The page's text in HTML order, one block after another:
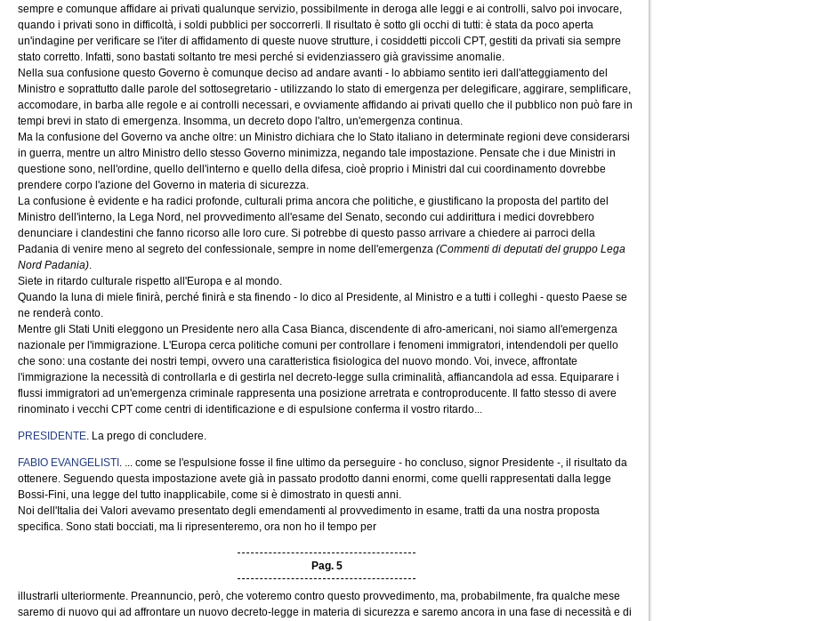
sempre e comunque affidare ai privati qualunque servizio, possibilmente in deroga alle leggi e ai controlli, salvo poi invocare,
quando i privati sono in difficoltà, i soldi pubblici per soccorrerli. Il risultato è sotto gli occhi di tutti: è stata da poco aperta
un'indagine per verificare se l'iter di affidamento di queste nuove strutture, i cosiddetti piccoli CPT, gestiti da privati sia sempre
stato corretto. Infatti, sono bastati soltanto tre mesi perché si evidenziassero già gravissime anomalie.
Nella sua confusione questo Governo è comunque deciso ad andare avanti - lo abbiamo sentito ieri dall'atteggiamento del
Ministro e soprattutto dalle parole del sottosegretario - utilizzando lo stato di emergenza per delegificare, aggirare, semplificare,
accomodare, in barba alle regole e ai controlli necessari, e ovviamente affidando ai privati quello che il pubblico non può fare in
tempi brevi in stato di emergenza. Insomma, un decreto dopo l'altro, un'emergenza continua.
Ma la confusione del Governo va anche oltre: un Ministro dichiara che lo Stato italiano in determinate regioni deve considerarsi
in guerra, mentre un altro Ministro dello stesso Governo minimizza, negando tale impostazione. Pensate che i due Ministri in
questione sono, nell'ordine, quello dell'interno e quello della difesa, cioè proprio i Ministri dal cui coordinamento dovrebbe
prendere corpo l'azione del Governo in materia di sicurezza.
La confusione è evidente e ha radici profonde, culturali prima ancora che politiche, e giustificano la proposta del partito del
Ministro dell'interno, la Lega Nord, nel provvedimento all'esame del Senato, secondo cui addirittura i medici dovrebbero
denunciare i clandestini che fanno ricorso alle loro cure. Si potrebbe di questo passo arrivare a chiedere ai parroci della
Padania di venire meno al segreto del confessionale, sempre in nome dell'emergenza (Commenti di deputati del gruppo Lega
Nord Padania).
Siete in ritardo culturale rispetto all'Europa e al mondo.
Quando la luna di miele finirà, perché finirà e sta finendo - lo dico al Presidente, al Ministro e a tutti i colleghi - questo Paese se
ne renderà conto.
Mentre gli Stati Uniti eleggono un Presidente nero alla Casa Bianca, discendente di afro-americani, noi siamo all'emergenza
nazionale per l'immigrazione. L'Europa cerca politiche comuni per controllare i fenomeni immigratori, intendendoli per quello
che sono: una costante dei nostri tempi, ovvero una caratteristica fisiologica del nuovo mondo. Voi, invece, affrontate
l'immigrazione la necessità di controllarla e di gestirla nel decreto-legge sulla criminalità, affiancandola ad essa. Equiparare i
flussi immigratori ad un'emergenza criminale rappresenta una posizione arretrata e controproducente. Il fatto stesso di avere
rinominato i vecchi CPT come centri di identificazione e di espulsione conferma il vostro ritardo...
PRESIDENTE. La prego di concludere.
FABIO EVANGELISTI . ... come se l'espulsione fosse il fine ultimo da perseguire - ho concluso, signor Presidente -, il risultato da
ottenere. Seguendo questa impostazione avete già in passato prodotto danni enormi, come quelli rappresentati dalla legge
Bossi-Fini, una legge del tutto inapplicabile, come si è dimostrato in questi anni.
Noi dell'Italia dei Valori avevamo presentato degli emendamenti al provvedimento in esame, tratti da una nostra proposta
specifica. Sono stati bocciati, ma li ripresenteremo, ora non ho il tempo per
Pag. 5
illustrarli ulteriormente. Preannuncio, però, che voteremo contro questo provvedimento, ma, probabilmente, fra qualche mese
saremo di nuovo qui ad affrontare un nuovo decreto-legge in materia di sicurezza e saremo ancora in una fase di necessità e di